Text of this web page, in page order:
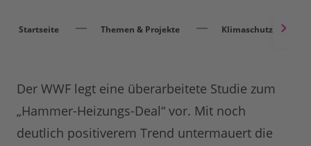
Startseite Themen & Projekte Klimaschutz
Der WWF legt eine überarbeitete Studie zum
„Hammer-Heizungs-Deal“ vor. Mit noch
deutlich positiverem Trend untermauert die